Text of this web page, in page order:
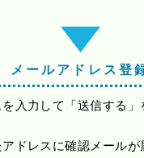
メールアドレス登
入力して「送信する」
アドレスに確認メール